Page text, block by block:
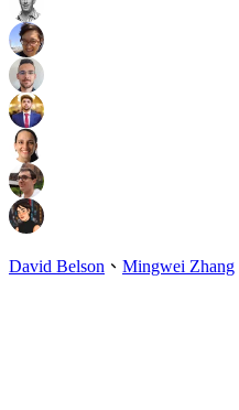
David Belson 、 Mingwei Zhang